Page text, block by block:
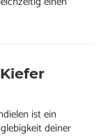
ist ein
deiner